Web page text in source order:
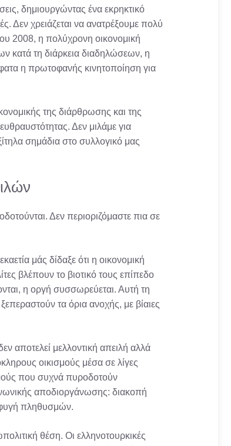
δημιουργώντας ένα εκρηκτικό
Δεν χρειάζεται να ανατρέξουμε πολύ
2008, η πολύχρονη οικονομική
κατά τη διάρκεια διαδηλώσεων, η
η πρωτοφανής κινητοποίηση για
της διάρθρωσης και της
Δεν μιλάμε για
σημάδια στο συλλογικό μας
Δεν περιοριζόμαστε πια σε
μάς δίδαξε ότι η οικονομική
βλέπουν το βιοτικό τους επίπεδο
η οργή συσσωρεύεται. Αυτή τη
τα όρια ανοχής, με βίαιες
αποτελεί μελλοντική απειλή αλλά
οικισμούς μέσα σε λίγες
που συχνά πυροδοτούν
αποδιοργάνωσης: διακοπή
φυγή πληθυσμών.
θέση. Οι ελληνοτουρκικές